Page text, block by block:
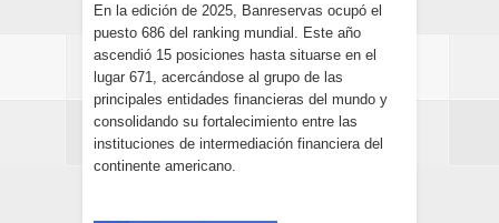
En la edición de 2025, Banreservas ocupó el
puesto 686 del ranking mundial. Este año
ascendió 15 posiciones hasta situarse en el
lugar 671, acercándose al grupo de las
principales entidades financieras del mundo y
consolidando su fortalecimiento entre las
instituciones de intermediación financiera del
continente americano.